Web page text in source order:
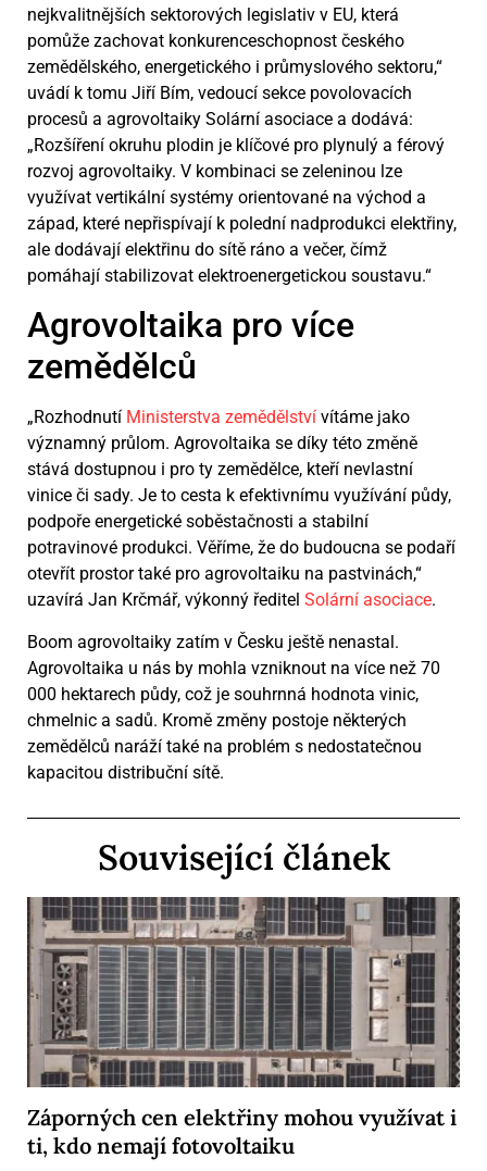
nejkvalitnějších sektorových legislativ v EU, která
pomůže zachovat konkurenceschopnost českého
zemědělského, energetického i průmyslového sektoru,“
uvádí k tomu Jiří Bím, vedoucí sekce povolovacích
procesů a agrovoltaiky Solární asociace a dodává:
„Rozšíření okruhu plodin je klíčové pro plynulý a férový
rozvoj agrovoltaiky. V kombinaci se zeleninou lze
využívat vertikální systémy orientované na východ a
západ, které nepřispívají k polední nadprodukci elektřiny,
ale dodávají elektřinu do sítě ráno a večer, čímž
pomáhají stabilizovat elektroenergetickou soustavu.“
Agrovoltaika pro více
zemědělců
„Rozhodnutí Ministerstva zemědělství vítáme jako
významný průlom. Agrovoltaika se díky této změně
stává dostupnou i pro ty zemědělce, kteří nevlastní
vinice či sady. Je to cesta k efektivnímu využívání půdy,
podpoře energetické soběstačnosti a stabilní
potravinové produkci. Věříme, že do budoucna se podaří
otevřít prostor také pro agrovoltaiku na pastvinách,“
uzavírá Jan Krčmář, výkonný ředitel Solární asociace.
Boom agrovoltaiky zatím v Česku ještě nenastal.
Agrovoltaika u nás by mohla vzniknout na více než 70
000 hektarech půdy, což je souhrnná hodnota vinic,
chmelnic a sadů. Kromě změny postoje některých
zemědělců naráží také na problém s nedostatečnou
kapacitou distribuční sítě.
Související článek
Záporných cen elektřiny mohou využívat i
ti, kdo nemají fotovoltaiku